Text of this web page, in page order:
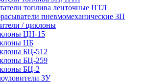
топлива ленточные ПТЛ
пневмомеханические ЗП
/ циклоны
ЦН-15
ЦБ
БЦ-512
БЦ-259
БЦ-2
ЗУ